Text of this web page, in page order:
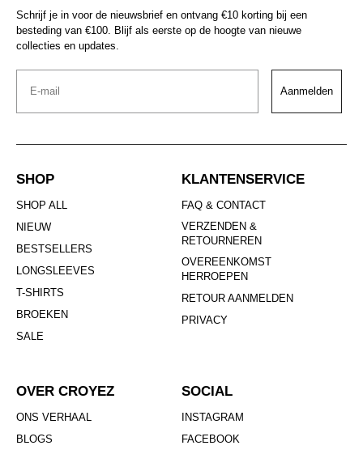
Schrijf je in voor de nieuwsbrief en ontvang €10 korting bij een
besteding van €100. Blijf als eerste op de hoogte van nieuwe
collecties en updates.
Email
Aanmelden
SHOP
SHOP ALL
NIEUW
BESTSELLERS
LONGSLEEVES
T-SHIRTS
BROEKEN
SALE
KLANTENSERVICE
FAQ & CONTACT
VERZENDEN &
RETOURNEREN
OVEREENKOMST
HERROEPEN
RETOUR AANMELDEN
PRIVACY
OVER CROYEZ
ONS VERHAAL
BLOGS
SOCIAL
INSTAGRAM
FACEBOOK